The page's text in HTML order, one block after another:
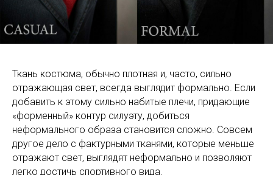
Ткань костюма, обычно плотная и, часто, сильно
отражающая свет, всегда выглядит формально. Если
добавить к этому сильно набитые плечи, придающие
«форменный» контур силуэту, добиться
неформального образа становится сложно. Совсем
другое дело с фактурными тканями, которые меньше
отражают свет, выглядят неформально и позволяют
легко достичь спортивного вида.